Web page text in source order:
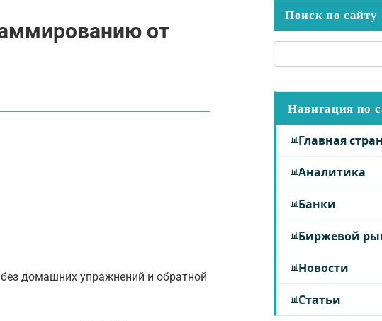
от
домашних упражнений и обратной
Поиск по сайту
Навигация по
Главная
Аналитика
Банки
Биржевой
Новости
Статьи